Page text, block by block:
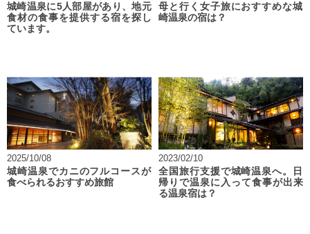
城崎温泉に5人部屋があり、地元
食材の食事を提供する宿を探し
ています。
母と行く女子旅におすすめな城
崎温泉の宿は？
2025/10/08
城崎温泉でカニのフルコースが
食べられるおすすめ旅館
2023/02/10
全国旅行支援で城崎温泉へ。日
帰りで温泉に入って食事が出来
る温泉宿は？